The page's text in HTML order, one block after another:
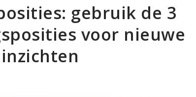
gebruik de 3
voor nieuwe
inzichten